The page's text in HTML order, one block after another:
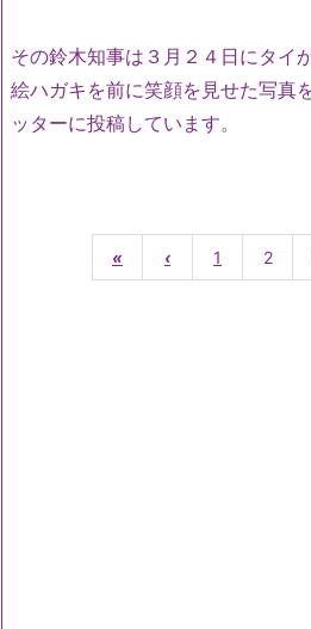
その鈴木知事は３月２４日にタイ
絵ハガキを前に笑顔を見せた写真
ッターに投稿しています。
« ‹ 1 2